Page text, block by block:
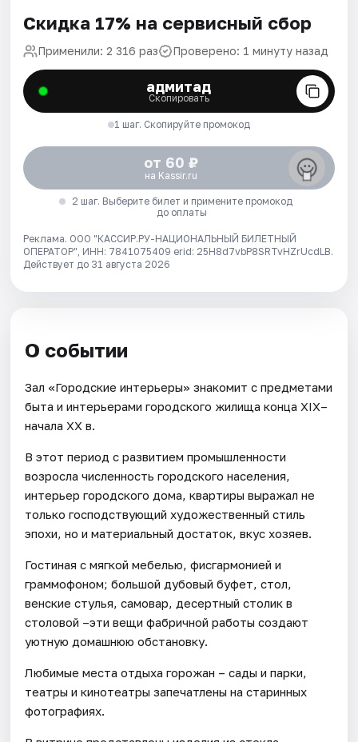
Скидка 17% на сервисный сбор
Применили: 2 316 раз Проверено: 1 минуту назад
адмитад
Скопировать
1 шаг. Скопируйте промокод
от 60 ₽
на Kassir.ru
2 шаг. Выберите билет и примените промокод
до оплаты
Реклама. ООО "КАССИР.РУ-НАЦИОНАЛЬНЫЙ БИЛЕТНЫЙ
ОПЕРАТОР", ИНН: 7841075409 erid: 25H8d7vbP8SRTvHZrUcdLB.
Действует до 31 августа 2026
О событии
Зал «Городские интерьеры» знакомит с предметами
быта и интерьерами городского жилища конца XIX–
начала XX в.
В этот период с развитием промышленности
возросла численность городского населения,
интерьер городского дома, квартиры выражал не
только господствующий художественный стиль
эпохи, но и материальный достаток, вкус хозяев.
Гостиная с мягкой мебелью, фисгармонией и
граммофоном; большой дубовый буфет, стол,
венские стулья, самовар, десертный столик в
столовой –эти вещи фабричной работы создают
уютную домашнюю обстановку.
Любимые места отдыха горожан – сады и парки,
театры и кинотеатры запечатлены на старинных
фотографиях.